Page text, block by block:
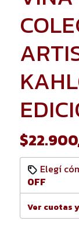
Elegí
OFF
Ver cuotas